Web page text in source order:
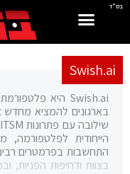
בס"ד
Swish.ai
הייחודית
התחשבות בפרמטרים רבים
בצוות ודחיפות